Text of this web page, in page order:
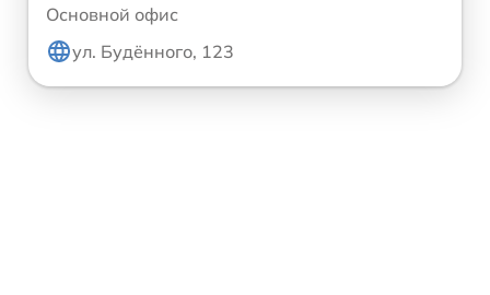
Основной офис
ул. Будённого, 123